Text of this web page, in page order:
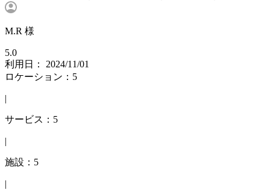
M.R 様
5.0
利用日： 2024/11/01
ロケーション：5
|
サービス：5
|
施設：5
|